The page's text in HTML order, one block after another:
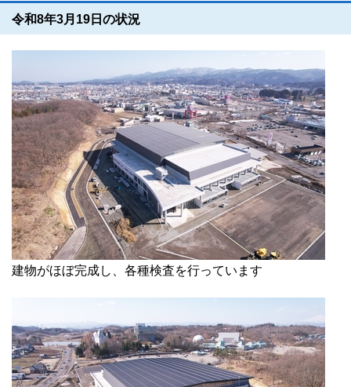
令和8年3月19日の状況
建物がほぼ完成し、各種検査を行っています